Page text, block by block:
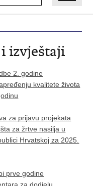
izvještaji
2. godine
kvalitete života
za prijavu projekata
za žrtve nasilja u
Hrvatskoj za 2025.
prve godine